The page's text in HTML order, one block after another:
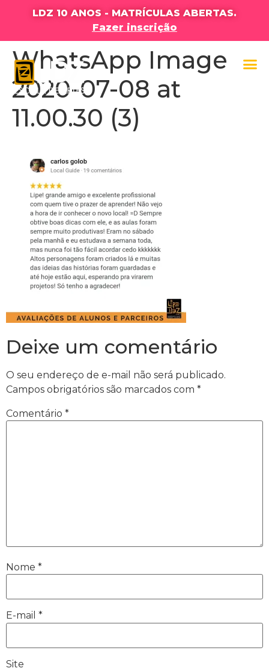
LDZ 10 ANOS - MATRÍCULAS ABERTAS.
Fazer inscrição
WhatsApp Image
2020-07-08 at
11.00.30 (3)
Deixe um comentário
O seu endereço de e-mail não será publicado.
Campos obrigatórios são marcados com *
Comentário *
Nome *
E-mail *
Site